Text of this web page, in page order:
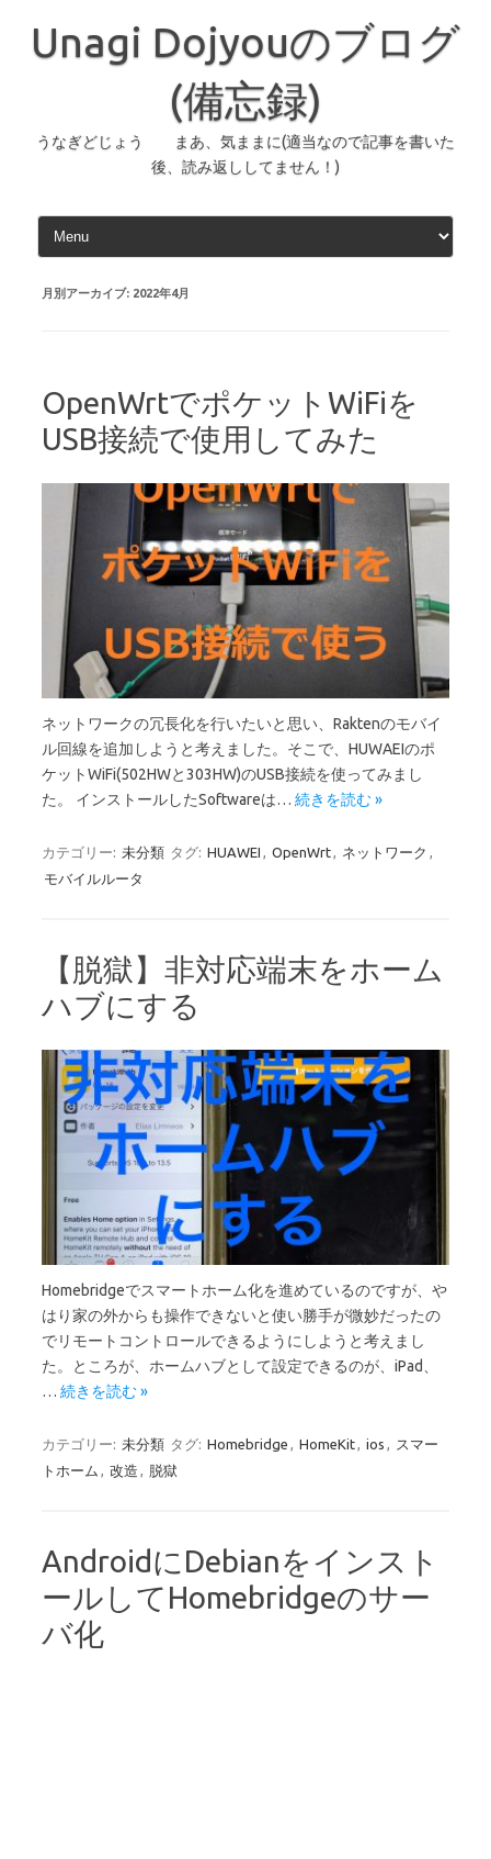
ン
プ
Unagi Dojyouのブログ
(備忘録)
うなぎどじょう まあ、気ままに(適当なので記事を書いた
後、読み返ししてません！)
月別アーカイブ: 2022年4月
OpenWrtでポケットWiFiを
USB接続で使用してみた
ネットワークの冗長化を行いたいと思い、Raktenのモバイ
ル回線を追加しようと考えました。そこで、HUWAEIのポ
ケットWiFi(502HWと303HW)のUSB接続を使ってみまし
た。 インストールしたSoftwareは… 続きを読む »
カテゴリー: 未分類 タグ: HUAWEI OpenWrt ネットワーク
モバイルルータ
【脱獄】非対応端末をホーム
ハブにする
Homebridgeでスマートホーム化を進めているのですが、や
はり家の外からも操作できないと使い勝手が微妙だったの
でリモートコントロールできるようにしようと考えまし
た。ところが、ホームハブとして設定できるのが、iPad、
… 続きを読む »
カテゴリー: 未分類 タグ: Homebridge HomeKit ios
スマー
トホーム
改造 脱獄
AndroidにDebianをインスト
ールしてHomebridgeのサー
バ化